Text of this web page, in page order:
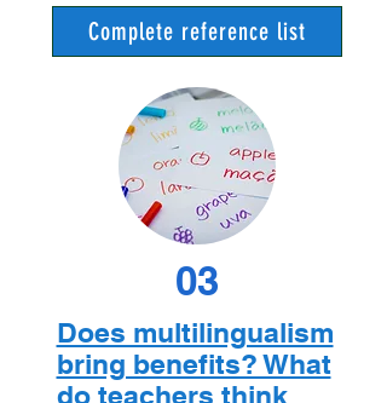
Complete reference list
03
Does multilingualism
bring benefits? What
do teachers think